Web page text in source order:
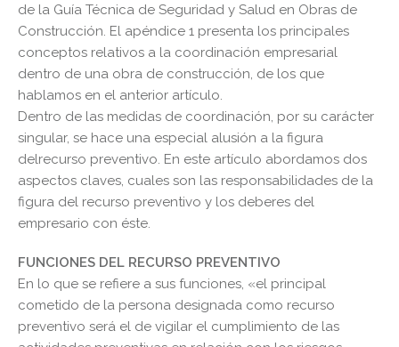
de la Guía Técnica de Seguridad y Salud en Obras de
Construcción. El apéndice 1 presenta los principales
conceptos relativos a la coordinación empresarial
dentro de una obra de construcción, de los que
hablamos en el anterior artículo.
Dentro de las medidas de coordinación, por su carácter
singular, se hace una especial alusión a la figura
delrecurso preventivo. En este artículo abordamos dos
aspectos claves, cuales son las responsabilidades de la
figura del recurso preventivo y los deberes del
empresario con éste.
FUNCIONES DEL RECURSO PREVENTIVO
En lo que se refiere a sus funciones, «el principal
cometido de la persona designada como recurso
preventivo será el de vigilar el cumplimiento de las